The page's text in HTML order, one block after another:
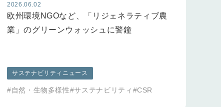
2026.06.02
欧州環境NGOなど、「リジェネラティブ農
業」のグリーンウォッシュに警鐘
サステナビリティニュース
#自然・生物多様性#サステナビリティ #CSR